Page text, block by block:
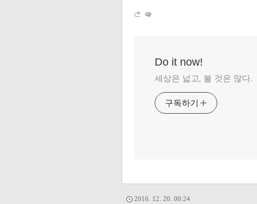
Do it now!
세상은 넓고, 볼 것은 많다.
구독하기
2016. 12. 20. 00:24